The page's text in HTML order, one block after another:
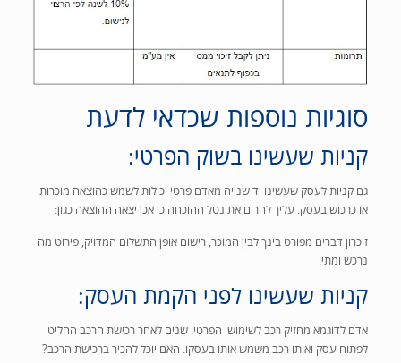
סוגיות נוספות שכדאי לדעת
קניות שעשינו בשוק הפרטי:
גם קניות לעסק שעשינו יד שנייה מאדם פרטי יכולות לשמש כהוצאה מוכרות
או כרכוש בעסק. עליך להרים את נטל ההוכחה כי אכן יצאה ההוצאה כגון:
זיכרון דברים מפורט בינך לבין המוכר, רישום אופן התשלום המדויק, פירוט מה
נרכש ומתי.
קניות שעשינו לפני הקמת העסק:
אדם לדוגמא מחזיק רכב לשימושו הפרטי. שנים לאחר רכישת הרכב החליט
לפתוח עסק ואותו רכב משמש אותו בעסקו. האם יוכל להכיר ברכישת הרכב?